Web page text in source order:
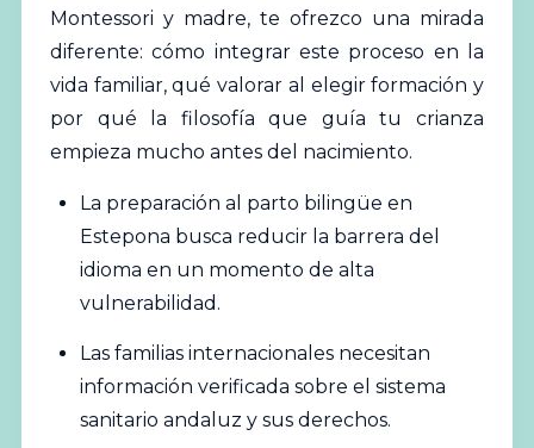
Montessori y madre, te ofrezco una mirada
diferente: cómo integrar este proceso en la
vida familiar, qué valorar al elegir formación y
por qué la filosofía que guía tu crianza
empieza mucho antes del nacimiento.
La preparación al parto bilingüe en
Estepona busca reducir la barrera del
idioma en un momento de alta
vulnerabilidad.
Las familias internacionales necesitan
información verificada sobre el sistema
sanitario andaluz y sus derechos.